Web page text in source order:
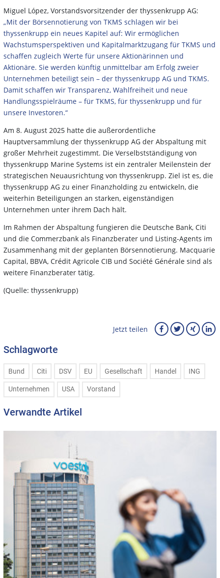
Miguel López, Vorstandsvorsitzender der thyssenkrupp AG:
„Mit der Börsennotierung von TKMS schlagen wir bei
thyssenkrupp ein neues Kapitel auf: Wir ermöglichen
Wachstumsperspektiven und Kapitalmarktzugang für TKMS und
schaffen zugleich Werte für unsere Aktionärinnen und
Aktionäre. Sie werden künftig unmittelbar am Erfolg zweier
Unternehmen beteiligt sein – der thyssenkrupp AG und TKMS.
Damit schaffen wir Transparenz, Wahlfreiheit und neue
Handlungsspielräume – für TKMS, für thyssenkrupp und für
unsere Investoren.“
Am 8. August 2025 hatte die außerordentliche
Hauptversammlung der thyssenkrupp AG der Abspaltung mit
großer Mehrheit zugestimmt. Die Verselbstständigung von
thyssenkrupp Marine Systems ist ein zentraler Meilenstein der
strategischen Neuausrichtung von thyssenkrupp. Ziel ist es, die
thyssenkrupp AG zu einer Finanzholding zu entwickeln, die
weiterhin Beteiligungen an starken, eigenständigen
Unternehmen unter ihrem Dach hält.
Im Rahmen der Abspaltung fungieren die Deutsche Bank, Citi
und die Commerzbank als Finanzberater und Listing-Agents im
Zusammenhang mit der geplanten Börsennotierung. Macquarie
Capital, BBVA, Crédit Agricole CIB und Société Générale sind als
weitere Finanzberater tätig.
(Quelle: thyssenkrupp)
Jetzt teilen
Schlagworte
Bund Citi DSV EU Gesellschaft Handel ING
Unternehmen USA Vorstand
Verwandte Artikel